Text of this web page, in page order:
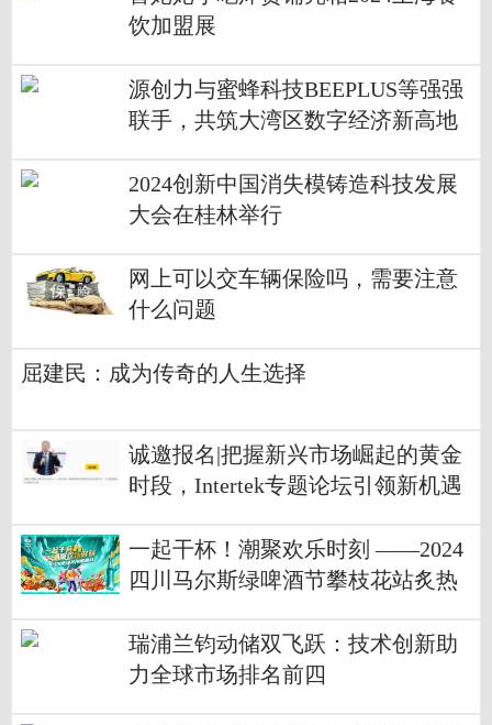
饮加盟展
源创力与蜜蜂科技BEEPLUS等强强
联手，共筑大湾区数字经济新高地
2024创新中国消失模铸造科技发展
大会在桂林举行
网上可以交车辆保险吗，需要注意
什么问题
屈建民：成为传奇的人生选择
诚邀报名|把握新兴市场崛起的黄金
时段，Intertek专题论坛引领新机遇
一起干杯！潮聚欢乐时刻 ——2024
四川马尔斯绿啤酒节攀枝花站炙热
瑞浦兰钧动储双飞跃：技术创新助
力全球市场排名前四